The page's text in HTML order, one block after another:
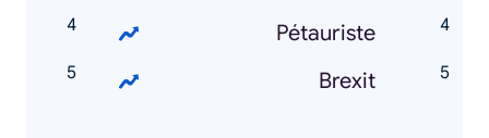
Pétauriste
Brexit